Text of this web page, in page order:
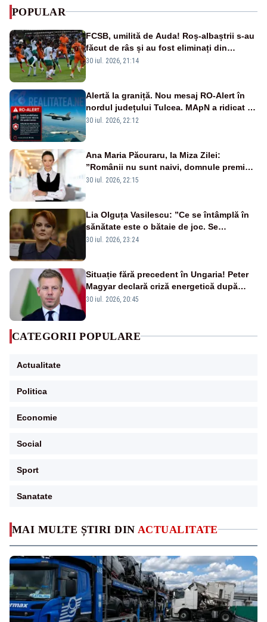
MAI MULTE ȘTIRI DIN ACTUALITATE
POPULAR
FCSB, umilită de Auda! Roș-albaștrii s-au
făcut de râs și au fost eliminați din
Conference League
30 iul. 2026, 21:14
Alertă la graniță. Nou mesaj RO-Alert în
nordul județului Tulcea. MApN a ridicat de
la sol două avioane F-16
30 iul. 2026, 22:12
Ana Maria Păcuraru, la Miza Zilei:
”Românii nu sunt naivi, domnule premier
Bolojan”
30 iul. 2026, 22:15
Lia Olguța Vasilescu: ”Ce se întâmplă în
sănătate este o bătaie de joc. Se
guvernează extraordinar de prost”
30 iul. 2026, 23:24
Situație fără precedent în Ungaria! Peter
Magyar declară criză energetică după
oprirea centralei de la Paks
30 iul. 2026, 20:45
CATEGORII POPULARE
Actualitate
Politica
Economie
Social
Sport
Sanatate